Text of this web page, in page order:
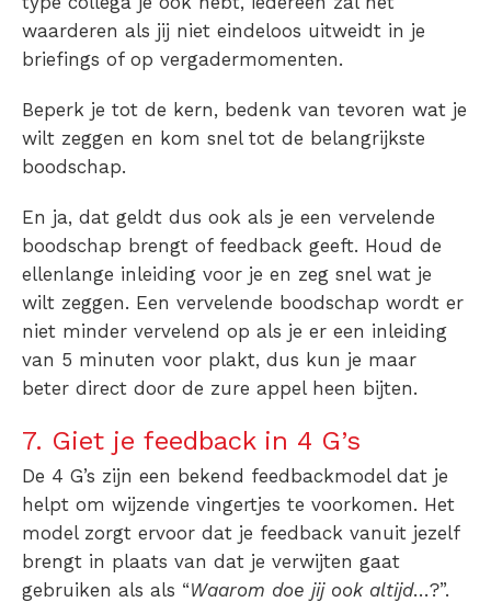
waarderen als jij niet eindeloos uitweidt in je
briefings of op vergadermomenten.
Beperk je tot de kern, bedenk van tevoren wat je
wilt zeggen en kom snel tot de belangrijkste
boodschap.
En ja, dat geldt dus ook als je een vervelende
boodschap brengt of feedback geeft. Houd de
ellenlange inleiding voor je en zeg snel wat je
wilt zeggen. Een vervelende boodschap wordt er
niet minder vervelend op als je er een inleiding
van 5 minuten voor plakt, dus kun je maar
beter direct door de zure appel heen bijten.
7. Giet je feedback in 4 G’s
De 4 G’s zijn een bekend feedbackmodel dat je
helpt om wijzende vingertjes te voorkomen. Het
model zorgt ervoor dat je feedback vanuit jezelf
brengt in plaats van dat je verwijten gaat
gebruiken als als “Waarom doe jij ook altijd…?”.